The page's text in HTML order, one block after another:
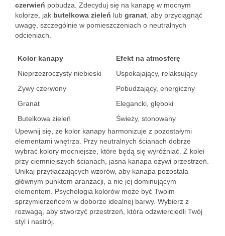
czerwień pobudza. Zdecyduj się na kanapę w mocnym
kolorze, jak butelkowa zieleń lub granat , aby przyciągnąć
uwagę, szczególnie w pomieszczeniach o neutralnych
odcieniach.
Kolor kanapy
Efekt na atmosferę
Nieprzezroczysty niebieski
Uspokajający, relaksujący
Żywy czerwony
Pobudzający, energiczny
Granat
Elegancki, głęboki
Butelkowa zieleń
Świeży, stonowany
Upewnij się, że kolor kanapy harmonizuje z pozostałymi
elementami wnętrza. Przy neutralnych ścianach dobrze
wybrać kolory mocniejsze, które będą się wyróżniać. Z kolei
przy ciemniejszych ścianach, jasna kanapa ożywi przestrzeń.
Unikaj przytłaczających wzorów, aby kanapa pozostała
głównym punktem aranżacji, a nie jej dominującym
elementem. Psychologia kolorów może być Twoim
sprzymierzeńcem w doborze idealnej barwy. Wybierz z
rozwagą, aby stworzyć przestrzeń, która odzwierciedli Twój
styl i nastrój.